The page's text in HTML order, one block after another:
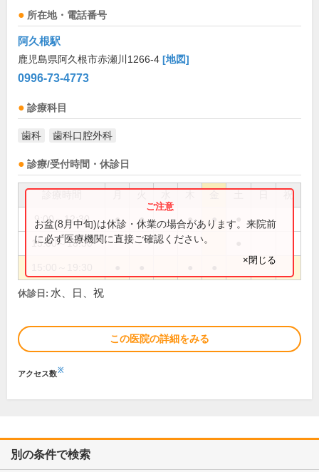
所在地・電話番号
阿久根駅
鹿児島県阿久根市赤瀬川1266-4 [地図]
0996-73-4773
診療科目
歯科 歯科口腔外科
診療/受付時間・休診日
祝
9:00～12:30 ● ● ● ●
15:00～18:30
お盆(8月中旬)は休診・休業の場合があります。来院前
に必ず医療機関に直接ご確認ください。
×閉じる
休診日: 水、日、祝
この医院の詳細をみる
アクセス数※
別の条件で検索